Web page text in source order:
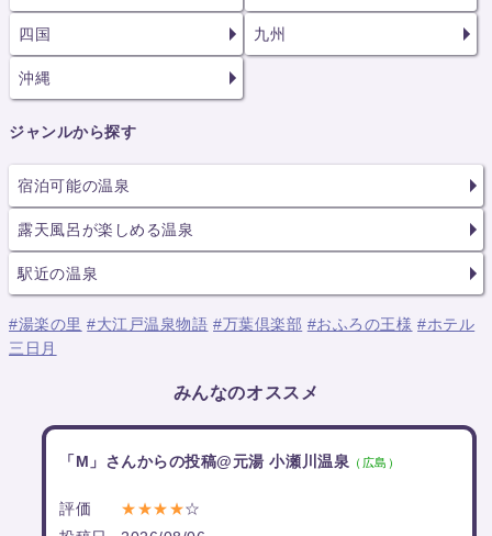
四国 九州
沖縄
ジャンルから探す
宿泊可能の温泉
露天風呂が楽しめる温泉
駅近の温泉
#湯楽の里 #大江戸温泉物語 #万葉倶楽部 #おふろの王様 #ホテル
三日月
みんなのオススメ
「M」さんからの投稿@元湯 小瀬川温泉 （広島）
評価 ★★★★☆